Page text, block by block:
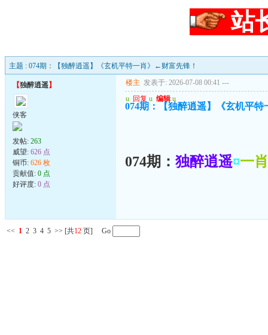
站
主题 : 074期：【独醉逍遥】《玄机平特一肖》←财富先锋！
【独醉逍遥】
侠客
发帖: 263
威望: 626 点
铜币: 626 枚
贡献值: 0 点
好评度: 0 点
楼主 发表于: 2026-07-08 00:41 ---
u 回复 u 编辑 u
074期：【独醉逍遥】《玄机平
074期： 独醉逍遥¤一
<< 1 2 3 4 5 >> [共12 页] Go